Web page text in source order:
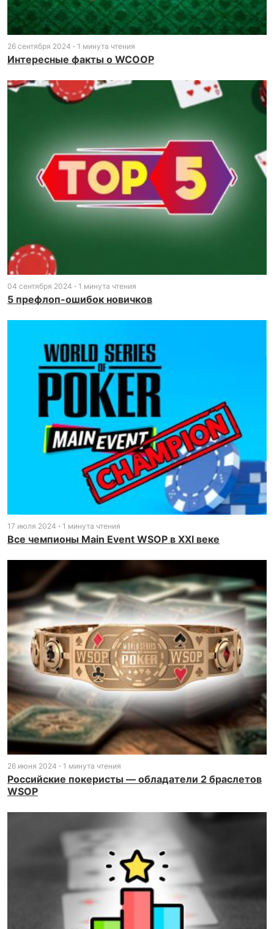
26 сентября 2024 1 минута чтения
Интересные факты о WCOOP
04 сентября 2024 1 минута чтения
5 префлоп-ошибок новичков
17 июля 2024 1 минута чтения
Все чемпионы Main Event WSOP в XXI веке
26 июня 2024 1 минута чтения
Российские покеристы — обладатели 2 браслетов
WSOP